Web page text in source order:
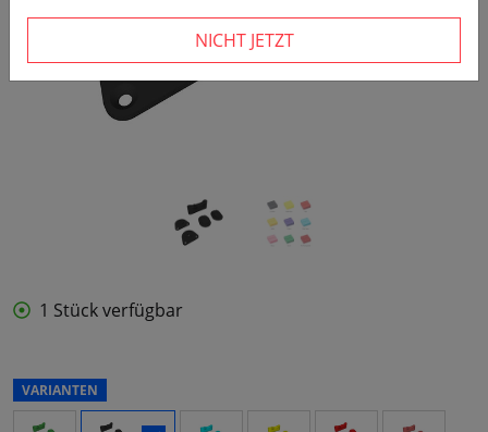
1 Stück verfügbar
VARIANTEN
NICHT JETZT